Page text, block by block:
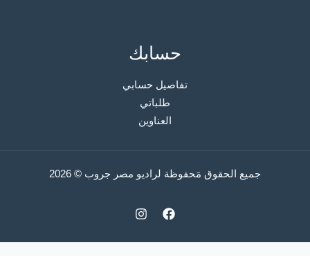
حسابك
تفاصيل حسابي
طلباتي
العناوين
جميع الحقوق مَحفوظة لراديو مصر جروب © 2026